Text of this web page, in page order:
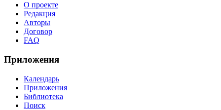
О проекте
Редакция
Авторы
Договор
FAQ
Приложения
Календарь
Приложения
Библиотека
Поиск